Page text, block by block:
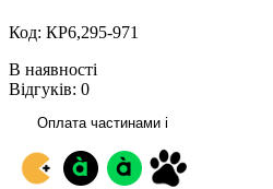
Код: КР6,295-971
В наявності
Відгуків: 0
Оплата частинами i